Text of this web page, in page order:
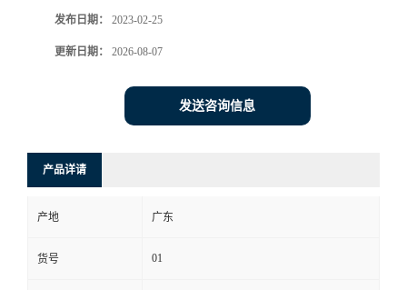
式
在
发布日期： 2023-02-25
更新日期： 2026-08-07
发送咨询信息
产品详请
产地 广东
货号 01